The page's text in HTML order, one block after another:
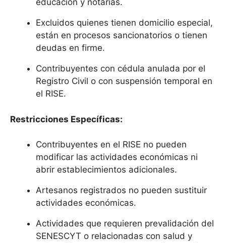
educación y notarías.
Excluidos quienes tienen domicilio especial,
están en procesos sancionatorios o tienen
deudas en firme.
Contribuyentes con cédula anulada por el
Registro Civil o con suspensión temporal en
el RISE.
Restricciones Específicas:
Contribuyentes en el RISE no pueden
modificar las actividades económicas ni
abrir establecimientos adicionales.
Artesanos registrados no pueden sustituir
actividades económicas.
Actividades que requieren prevalidación del
SENESCYT o relacionadas con salud y